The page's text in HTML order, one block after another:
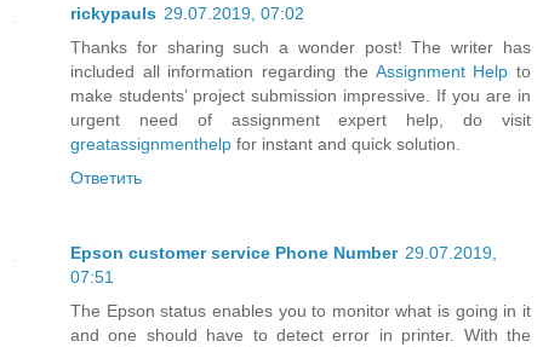
rickypauls 29.07.2019, 07:02
Thanks for sharing such a wonder post! The writer has
included all information regarding the Assignment Help to
make students’ project submission impressive. If you are in
urgent need of assignment expert help, do visit
greatassignmenthelp for instant and quick solution.
Ответить
Epson customer service Phone Number 29.07.2019,
07:51
The Epson status enables you to monitor what is going in it
and one should have to detect error in printer. With the